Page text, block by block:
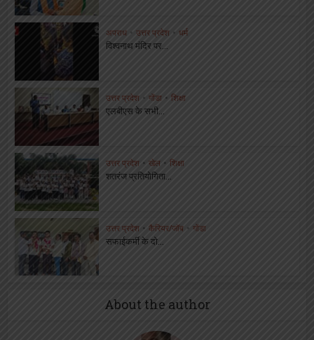
अपराध उत्तर प्रदेश • धर्म
विश्वनाथ मंदिर पर...
उत्तर प्रदेश • गोंडा • शिक्षा
एलबीएस के सभी...
उत्तर प्रदेश • खेल • शिक्षा
शतरंज प्रतियोगिता...
उत्तर प्रदेश • कैरियर/जॉब गोंडा
सफाईकर्मी के दो...
About the author